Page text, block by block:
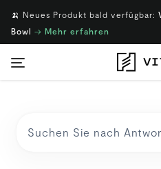
🍌 Neues Produkt bald verfügbar:
Bowl → Mehr erfahren